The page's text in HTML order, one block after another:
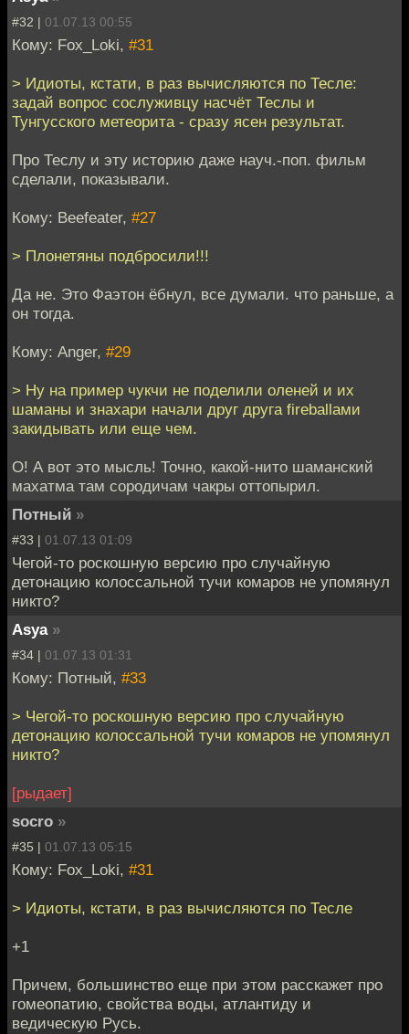
#32 | 01.07.13 00:55
Кому: Fox_Loki, #31
> Идиоты, кстати, в раз вычисляются по Тесле:
задай вопрос сослуживцу насчёт Теслы и
Тунгусского метеорита - сразу ясен результат.
Про Теслу и эту историю даже науч.-поп. фильм
сделали, показывали.
Кому: Beefeater, #27
> Плонетяны подбросили!!!
Да не. Это Фаэтон ёбнул, все думали. что раньше, а
он тогда.
Кому: Anger, #29
> Ну на пример чукчи не поделили оленей и их
шаманы и знахари начали друг друга fireballами
закидывать или еще чем.
О! А вот это мысль! Точно, какой-нито шаманский
махатма там сородичам чакры оттопырил.
Потный »
#33 | 01.07.13 01:09
Чегой-то роскошную версию про случайную
детонацию колоссальной тучи комаров не упомянул
никто?
Asya »
#34 | 01.07.13 01:31
Кому: Потный, #33
> Чегой-то роскошную версию про случайную
детонацию колоссальной тучи комаров не упомянул
никто?
[рыдает]
socro »
#35 | 01.07.13 05:15
Кому: Fox_Loki, #31
> Идиоты, кстати, в раз вычисляются по Тесле
+1
Причем, большинство еще при этом расскажет про
гомеопатию, свойства воды, атлантиду и
ведическую Русь.